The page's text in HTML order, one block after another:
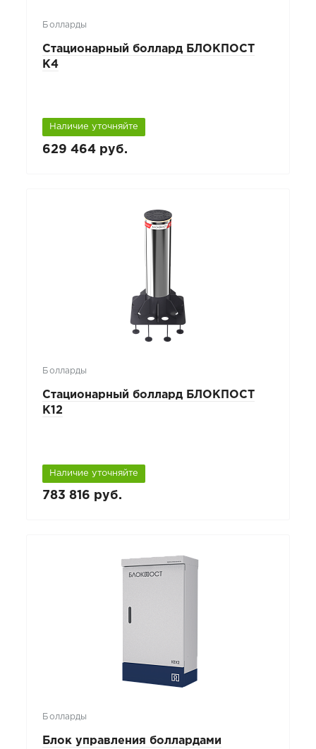
Болларды
Стационарный боллард БЛОКПОСТ
К4
Наличие уточняйте
629 464 руб.
Болларды
Стационарный боллард БЛОКПОСТ
К12
Наличие уточняйте
783 816 руб.
Болларды
Блок управления боллардами